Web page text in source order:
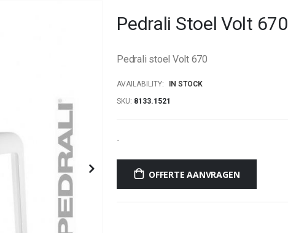
Pedrali Stoel Volt 670
Pedrali stoel Volt 670
AVAILABILITY:
IN STOCK
SKU 8133.1521
-
OFFERTE AANVRAGEN